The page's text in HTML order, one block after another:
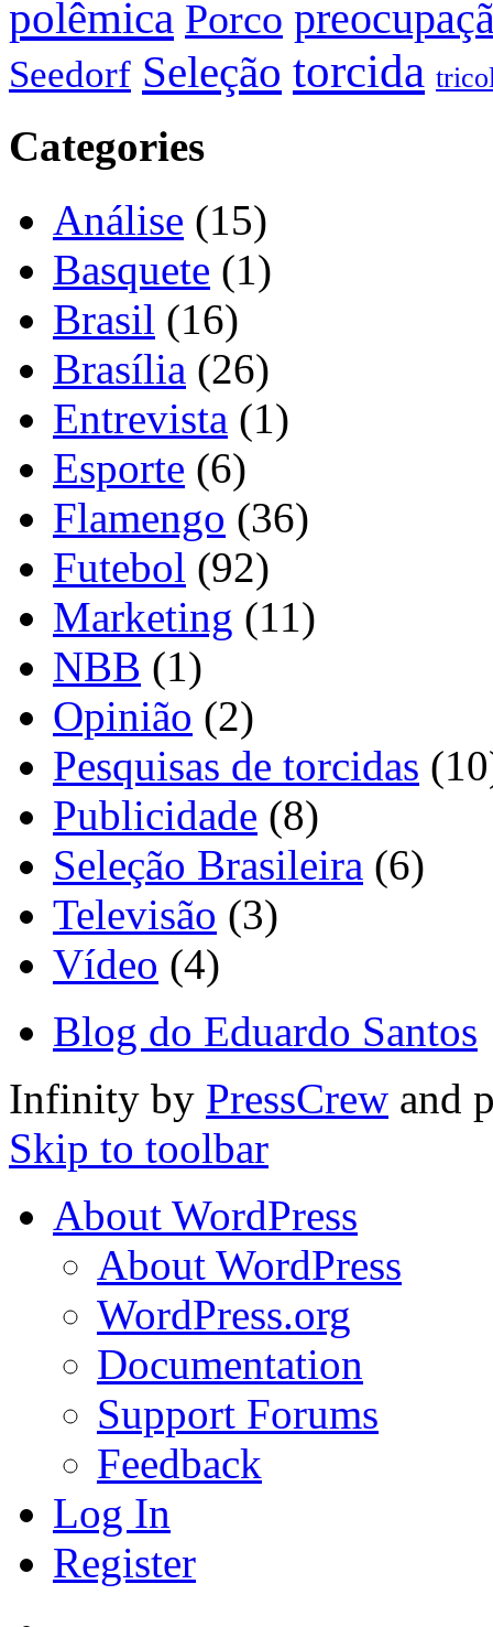
polêmica Porco
Seedorf Seleção torcida
Categories
Análise (15)
Basquete (1)
Brasil (16)
Brasília (26)
Entrevista (1)
Esporte (6)
Flamengo (36)
Futebol (92)
Marketing (11)
NBB (1)
Opinião (2)
Pesquisas de torcidas
Publicidade (8)
Seleção Brasileira (6)
Televisão (3)
Vídeo (4)
Blog do Eduardo Santos
Infinity by PressCrew and
Skip to toolbar
About WordPress
About WordPress
WordPress.org
Documentation
Support Forums
Feedback
Log In
Register